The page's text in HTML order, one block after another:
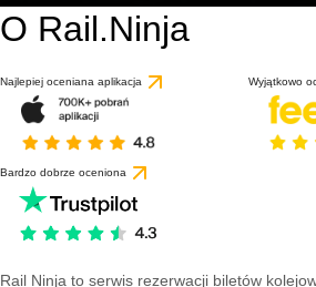
O Rail.Ninja
Najlepiej oceniana aplikacja Wyjątkowo
Bardzo dobrze oceniona
Rail Ninja to serwis rezerwacji biletów